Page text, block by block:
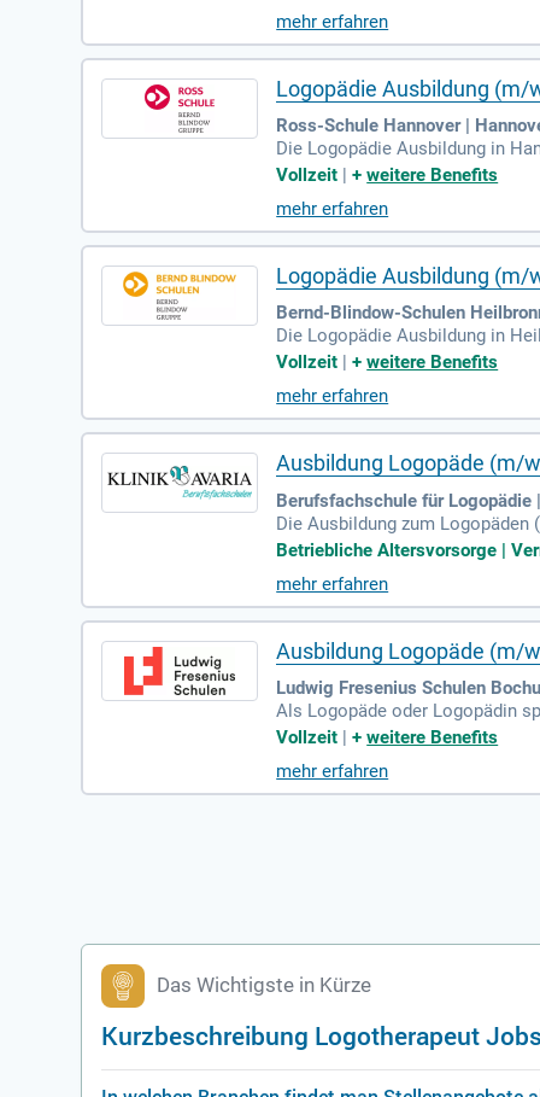
erschiedlichen Alters. Externe
der Logopädin und profitiere
mehr erfahren
Logopädie Ausbildung (m/
Ross-Schule Hannover |
Die Logopädie Ausbildung in
inen Realschulabschluss und
stehen dir vielfältige berufliche
Studium Logopädie (B. Sc.) an
Vollzeit |+weitere Benefits
mehr erfahren
Logopädie Ausbildung (m/
Bernd-Blindow-Schulen
Die Logopädie Ausbildung in
che, Stimme und des Hörens
e/Logopädin stehen Dir
dung mit einem Bachelor-
Vollzeit |+weitere Benefits
mehr erfahren
Ausbildung Logopäde (m/
Berufsfachschule für Logopädie
Die Ausbildung zum Logopäden
esundheitswesen vor. Seit über
rbeiten. Unsere Absolventen
usbildung erhältst du wertvolle
der Patient:innen zu erhalten
Betriebliche Altersvorsorge |
mehr erfahren
Ausbildung Logopäde (m/
Ludwig Fresenius Schulen
Als Logopäde oder Logopädin
n, ihre
e Lehrer und Schauspieler
mme effektiv nutzen und
Vollzeit |+weitere Benefits
mehr erfahren
Das Wichtigste in Kürze
Kurzbeschreibung Logotherapeut Jobs